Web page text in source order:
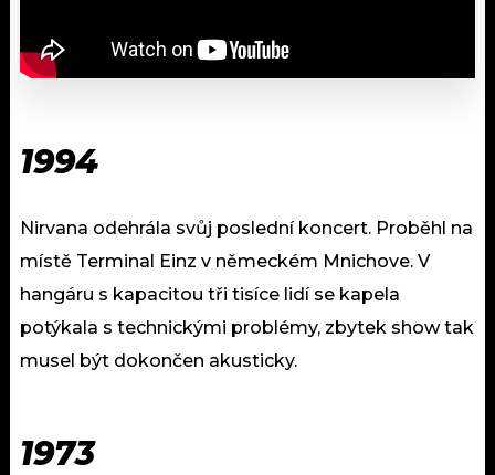
1994
Nirvana odehrála svůj poslední koncert. Proběhl na
místě Terminal Einz v německém Mnichove. V
hangáru s kapacitou tři tisíce lidí se kapela
potýkala s technickými problémy, zbytek show tak
musel být dokončen akusticky.
1973